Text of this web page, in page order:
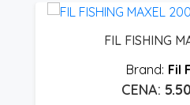
FIL FISHING
Fil